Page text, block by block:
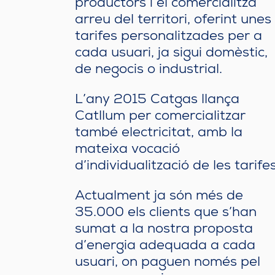
productors i el comercialitza
arreu del territori, oferint unes
tarifes personalitzades per a
cada usuari, ja sigui domèstic,
de negocis o industrial.
L’any 2015 Catgas llança
Catllum per comercialitzar
també electricitat, amb la
mateixa vocació
d’individualització de les
Actualment ja són més de
35.000 els clients que s’han
sumat a la nostra proposta
d’energia adequada a cada
usuari, on paguen només pel